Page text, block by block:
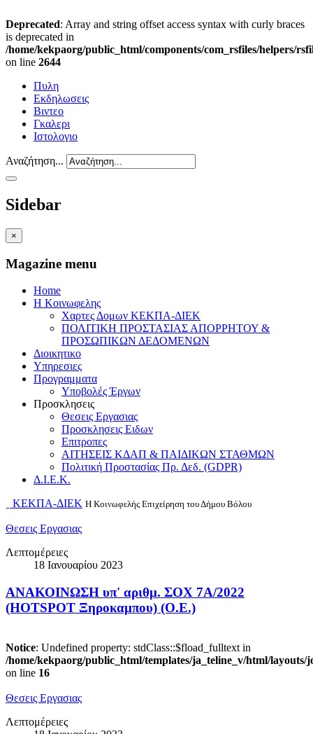
Deprecated: Array and string offset access syntax with curly braces
is deprecated in
/home/kekpaorg/public_html/components/com_rsfiles/helpers/
on line 2644
Πυλη
Εκδηλωσεις
Βιντεο
Γκαλερι
Ιστολογιο
Αναζήτηση...
Sidebar
×
Magazine menu
Home
Η Κοινωφελης
Χαρτες Δομων ΚΕΚΠΑ-ΔΙΕΚ
ΠΟΛΙΤΙΚΗ ΠΡΟΣΤΑΣΙΑΣ ΑΠΟΡΡΗΤΟΥ &
ΠΡΟΣΩΠΙΚΩΝ ΔΕΔΟΜΕΝΩΝ
Διοικητικο
Υπηρεσιες
Προγραμματα
Υποβολές Έργων
Προσκλησεις
Θεσεις Εργασιας
Προσκλησεις Ειδων
Επιτροπες
ΑΙΤΗΣΕΙΣ ΚΔΑΠ & ΠΑΙΔΙΚΩΝ ΣΤΑΘΜΩΝ
Πολιτική Προστασίας Πρ. Δεδ. (GDPR)
Δ.Ι.Ε.Κ.
ΚΕΚΠΑ-ΔΙΕΚ Η Κοινωφελής Επιχείρηση του Δήμου Βόλου
Θεσεις Εργασιας
Λεπτομέρειες
18 Ιανουαρίου 2023
ΑΝΑΚΟΙΝΩΣΗ υπ' αριθμ. ΣΟΧ 7Α/2022
(HOTSPOT Ξηροκαμπου) (Ο.Ε.)
Notice: Undefined property: stdClass::$fload_fulltext in
/home/kekpaorg/public_html/templates/ja_teline_v/html/
on line 16
Θεσεις Εργασιας
Λεπτομέρειες